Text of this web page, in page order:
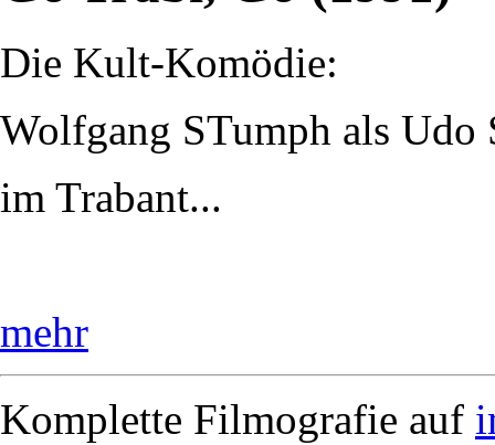
Die Kult-Komödie:
Wolfgang STumph als Udo
im Trabant...
mehr
Komplette Filmografie auf